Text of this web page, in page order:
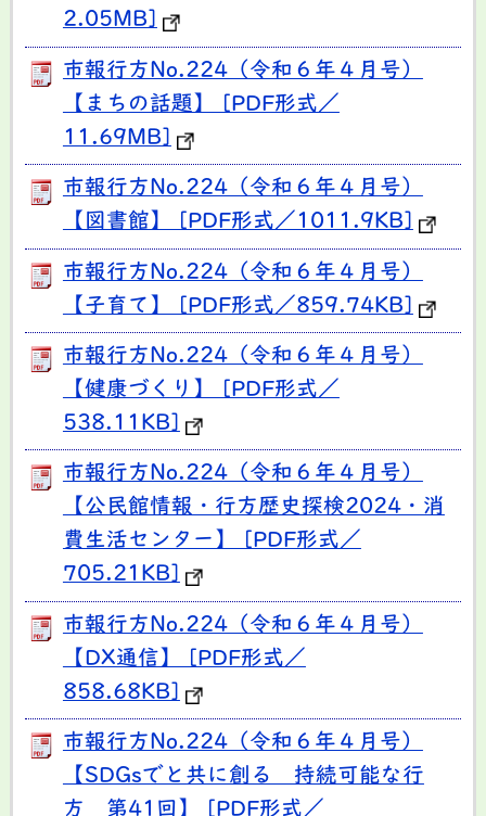
2.05MB]
市報行方No.224（令和６年４月号）
【まちの話題】 [PDF形式／
11.69MB]
市報行方No.224（令和６年４月号）
【図書館】 [PDF形式／1011.9KB]
市報行方No.224（令和６年４月号）
【子育て】 [PDF形式／859.74KB]
市報行方No.224（令和６年４月号）
【健康づくり】 [PDF形式／
538.11KB]
市報行方No.224（令和６年４月号）
【公民館情報・行方歴史探検2024・消
費生活センター】 [PDF形式／
705.21KB]
市報行方No.224（令和６年４月号）
【DX通信】 [PDF形式／
858.68KB]
市報行方No.224（令和６年４月号）
【SDGsでと共に創る 持続可能な行
方 第41回】 [PDF形式／